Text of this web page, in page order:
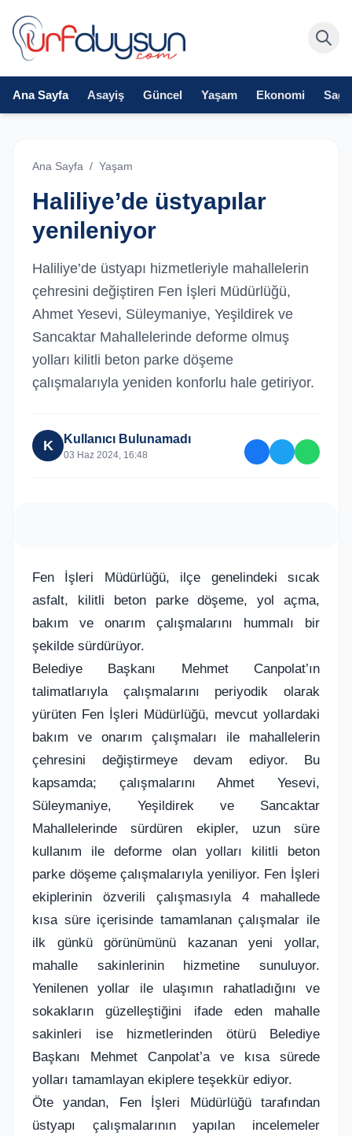
Ana Sayfa Asayiş Güncel Yaşam Ekonomi
Ana Sayfa / Yaşam
Haliliye’de üstyapılar
yenileniyor
Haliliye’de üstyapı hizmetleriyle mahallelerin
çehresini değiştiren Fen İşleri Müdürlüğü,
Ahmet Yesevi, Süleymaniye, Yeşildirek ve
Sancaktar Mahallelerinde deforme olmuş
yolları kilitli beton parke döşeme
çalışmalarıyla yeniden konforlu hale getiriyor.
K Kullanıcı Bulunamadı
03 Haz 2024, 16:48
Fen İşleri Müdürlüğü, ilçe genelindeki sıcak
asfalt, kilitli beton parke döşeme, yol açma,
bakım ve onarım çalışmalarını hummalı bir
şekilde sürdürüyor.
Belediye Başkanı Mehmet Canpolat’ın
talimatlarıyla çalışmalarını periyodik olarak
yürüten Fen İşleri Müdürlüğü, mevcut yollardaki
bakım ve onarım çalışmaları ile mahallelerin
çehresini değiştirmeye devam ediyor. Bu
kapsamda; çalışmalarını Ahmet Yesevi,
Süleymaniye, Yeşildirek ve Sancaktar
Mahallelerinde sürdüren ekipler, uzun süre
kullanım ile deforme olan yolları kilitli beton
parke döşeme çalışmalarıyla yeniliyor. Fen İşleri
ekiplerinin özverili çalışmasıyla 4 mahallede
kısa süre içerisinde tamamlanan çalışmalar ile
ilk günkü görünümünü kazanan yeni yollar,
mahalle sakinlerinin hizmetine sunuluyor.
Yenilenen yollar ile ulaşımın rahatladığını ve
sokakların güzelleştiğini ifade eden mahalle
sakinleri ise hizmetlerinden ötürü Belediye
Başkanı Mehmet Canpolat’a ve kısa sürede
yolları tamamlayan ekiplere teşekkür ediyor.
Öte yandan, Fen İşleri Müdürlüğü tarafından
üstyapı çalışmalarının yapılan incelemeler